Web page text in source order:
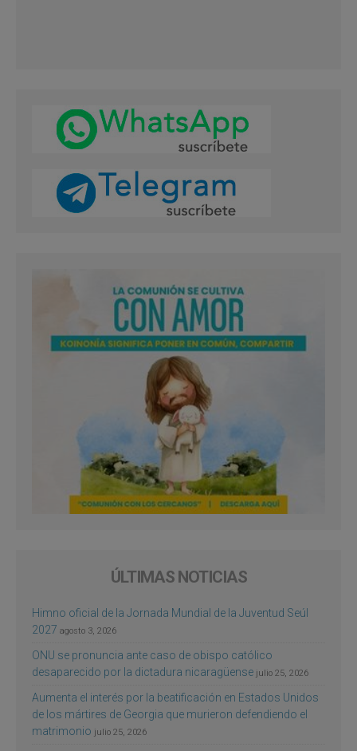
ÚLTIMAS NOTICIAS
Himno oficial de la Jornada Mundial de la Juventud Seúl
2027 agosto 3, 2026
ONU se pronuncia ante caso de obispo católico
desaparecido por la dictadura nicaragüense julio 25, 2026
Aumenta el interés por la beatificación en Estados Unidos
de los mártires de Georgia que murieron defendiendo el
matrimonio julio 25, 2026